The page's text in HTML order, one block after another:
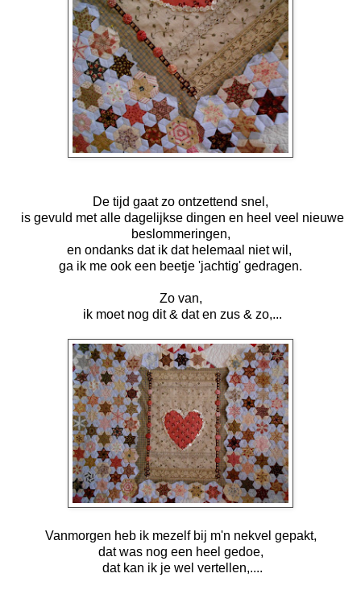
De tijd gaat zo ontzettend snel,
is gevuld met alle dagelijkse dingen en heel veel nieuwe
beslommeringen,
en ondanks dat ik dat helemaal niet wil,
ga ik me ook een beetje 'jachtig' gedragen.
Zo van,
ik moet nog dit & dat en zus & zo,...
Vanmorgen heb ik mezelf bij m'n nekvel gepakt,
dat was nog een heel gedoe,
dat kan ik je wel vertellen,....